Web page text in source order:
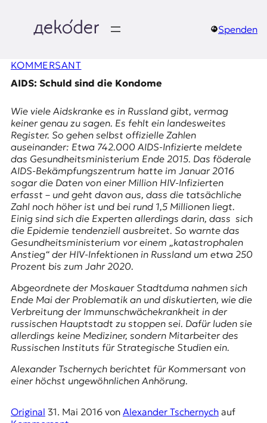
springen
e
k
o
d
e
r
|
D
E
K
O
D
E
R
W
Spenden
KOMMERSANT
AIDS: Schuld sind die Kondome
Wie viele Aidskranke es in Russland gibt, vermag
keiner genau zu sagen. Es fehlt ein landesweites
Register. So gehen selbst offizielle Zahlen
auseinander: Etwa 742.000 AIDS-Infizierte meldete
das Gesundheitsministerium Ende 2015. Das föderale
AIDS-Bekämpfungszentrum hatte im Januar 2016
sogar die Daten von einer Million HIV-Infizierten
erfasst – und geht davon aus, dass die tatsächliche
Zahl noch höher ist und bei rund 1,5 Millionen liegt.
Einig sind sich die Experten allerdings darin, dass sich
die Epidemie tendenziell ausbreitet. So warnte das
Gesundheitsministerium vor einem „katastrophalen
Anstieg“ der HIV-Infektionen in Russland um etwa 250
Prozent bis zum Jahr 2020.
Abgeordnete der Moskauer Stadtduma nahmen sich
Ende Mai der Problematik an und diskutierten, wie die
Verbreitung der Immunschwächekrankheit in der
russischen Hauptstadt zu stoppen sei. Dafür luden sie
allerdings keine Mediziner, sondern Mitarbeiter des
Russischen Instituts für Strategische Studienein.
Alexander Tschernych berichtet für Kommersant von
einer höchst ungewöhnlichen Anhörung.
Original 31. Mai 2016von Alexander Tschernychauf